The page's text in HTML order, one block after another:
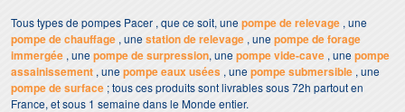
Tous types de pompes Pacer , que ce soit, unepompe de relevage , une
pompe de chauffage , unestation de relevage , unepompe de forage
immergée , unepompe de surpression, unepompe vide-cave , unepompe
assainissement , unepompe eaux usées , unepompe submersible , une
pompe de surface ; tous ces produits sont livrables sous 72h partout en
France, et sous 1 semaine dans le Monde entier.